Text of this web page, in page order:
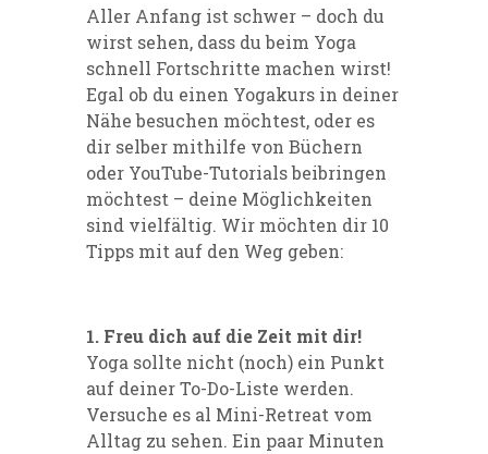
Aller Anfang ist schwer – doch du
wirst sehen, dass du beim Yoga
schnell Fortschritte machen wirst!
Egal ob du einen Yogakurs in deiner
Nähe besuchen möchtest, oder es
dir selber mithilfe von Büchern
oder YouTube-Tutorials beibringen
möchtest – deine Möglichkeiten
sind vielfältig. Wir möchten dir 10
Tipps mit auf den Weg geben:
1. Freu dich auf die Zeit mit dir!
Yoga sollte nicht (noch) ein Punkt
auf deiner To-Do-Liste werden.
Versuche es al Mini-Retreat vom
Alltag zu sehen. Ein paar Minuten